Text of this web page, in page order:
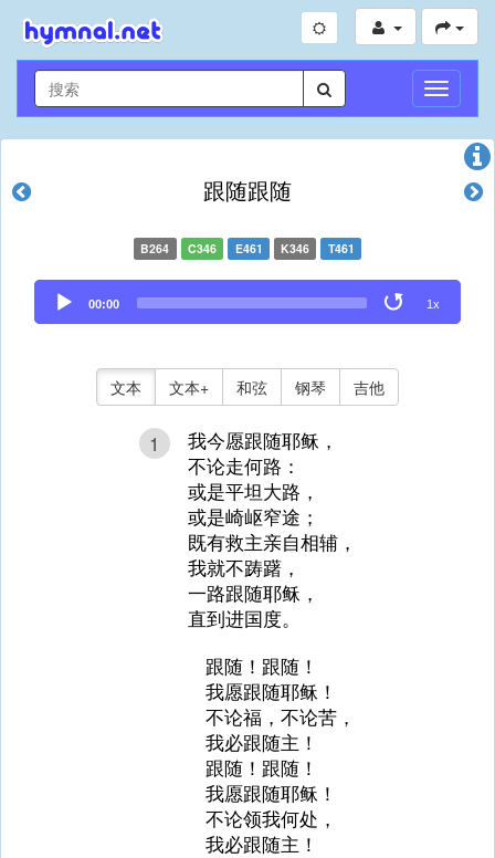
切
换
导
跟随跟随
B264 C346 E461 K346 T461
Audio
Player
00:00 1x
文本 文本+ 和弦 钢琴 吉他
1
我今愿跟随耶稣，
不论走何路：
或是平坦大路，
或是崎岖窄途；
既有救主亲自相辅，
我就不踌躇，
一路跟随耶稣，
直到进国度。
跟随！跟随！
我愿跟随耶稣！
不论福，不论苦，
我必跟随主！
跟随！跟随！
我愿跟随耶稣！
不论领我何处，
我必跟随主！